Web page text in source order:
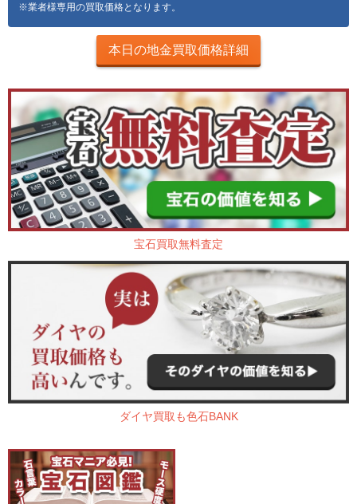
※業者様専用の買取価格となります。
本日の地金買取価格詳細
宝石買取無料査定
ダイヤ買取も色石BANK